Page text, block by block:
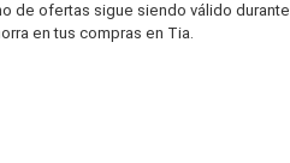
de ofertas sigue siendo válido durante
en tus compras en Tia.